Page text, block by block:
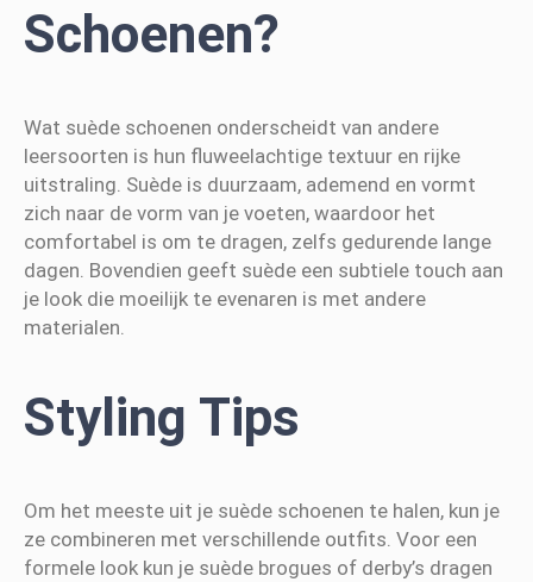
Schoenen?
Wat suède schoenen onderscheidt van andere
leersoorten is hun fluweelachtige textuur en rijke
uitstraling. Suède is duurzaam, ademend en vormt
zich naar de vorm van je voeten, waardoor het
comfortabel is om te dragen, zelfs gedurende lange
dagen. Bovendien geeft suède een subtiele touch aan
je look die moeilijk te evenaren is met andere
materialen.
Styling Tips
Om het meeste uit je suède schoenen te halen, kun je
ze combineren met verschillende outfits. Voor een
formele look kun je suède brogues of derby’s dragen